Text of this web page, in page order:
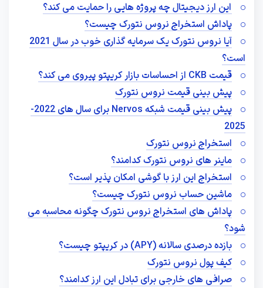
این ارز دیجیتال چه پروژه هایی را حمایت می کند؟
پاداش استخراج نروس نتورک چیست؟
آیا نروس نتورک یک سرمایه گذاری خوب در سال 2021
است؟
قیمت CKB از احساسات بازار کریپتو پیروی می کند؟
پیش بینی قیمت نروس نتورک
پیش‌ بینی قیمت شبکه Nervos برای سال‌ های 2022-
2025
استخراج نروس نتورک
ماینر های نروس نتورک کدامند؟
استخراج این ارز با گوشی امکان پذیر است؟
ماشین حساب نروس نتورک چیست؟
پاداش های استخراج نروس نتورک چگونه محاسبه می
شود؟
بازده درصدی سالانه (APY) در کریپتو چیست؟
کیف پول نروس نتورک
صرافی های خارجی برای تبادل این ارز کدامند؟